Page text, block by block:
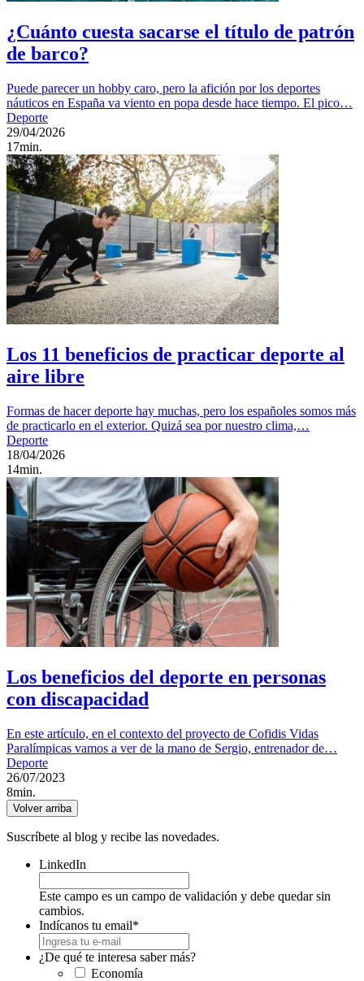
¿Cuánto cuesta sacarse el título de patrón
de barco?
Puede parecer un hobby caro, pero la afición por los deportes
náuticos en España va viento en popa desde hace tiempo. El pico…
Deporte
29/04/2026
17min.
Los 11 beneficios de practicar deporte al
aire libre
Formas de hacer deporte hay muchas, pero los españoles somos más
de practicarlo en el exterior. Quizá sea por nuestro clima,…
Deporte
18/04/2026
14min.
Los beneficios del deporte en personas
con discapacidad
En este artículo, en el contexto del proyecto de Cofidis Vidas
Paralímpicas vamos a ver de la mano de Sergio, entrenador de…
Deporte
26/07/2023
8min.
Volver arriba
Suscríbete al blog y recibe las novedades.
LinkedIn
Este campo es un campo de validación y debe quedar sin
cambios.
Indícanos tu email*
¿De qué te interesa saber más?
Economía